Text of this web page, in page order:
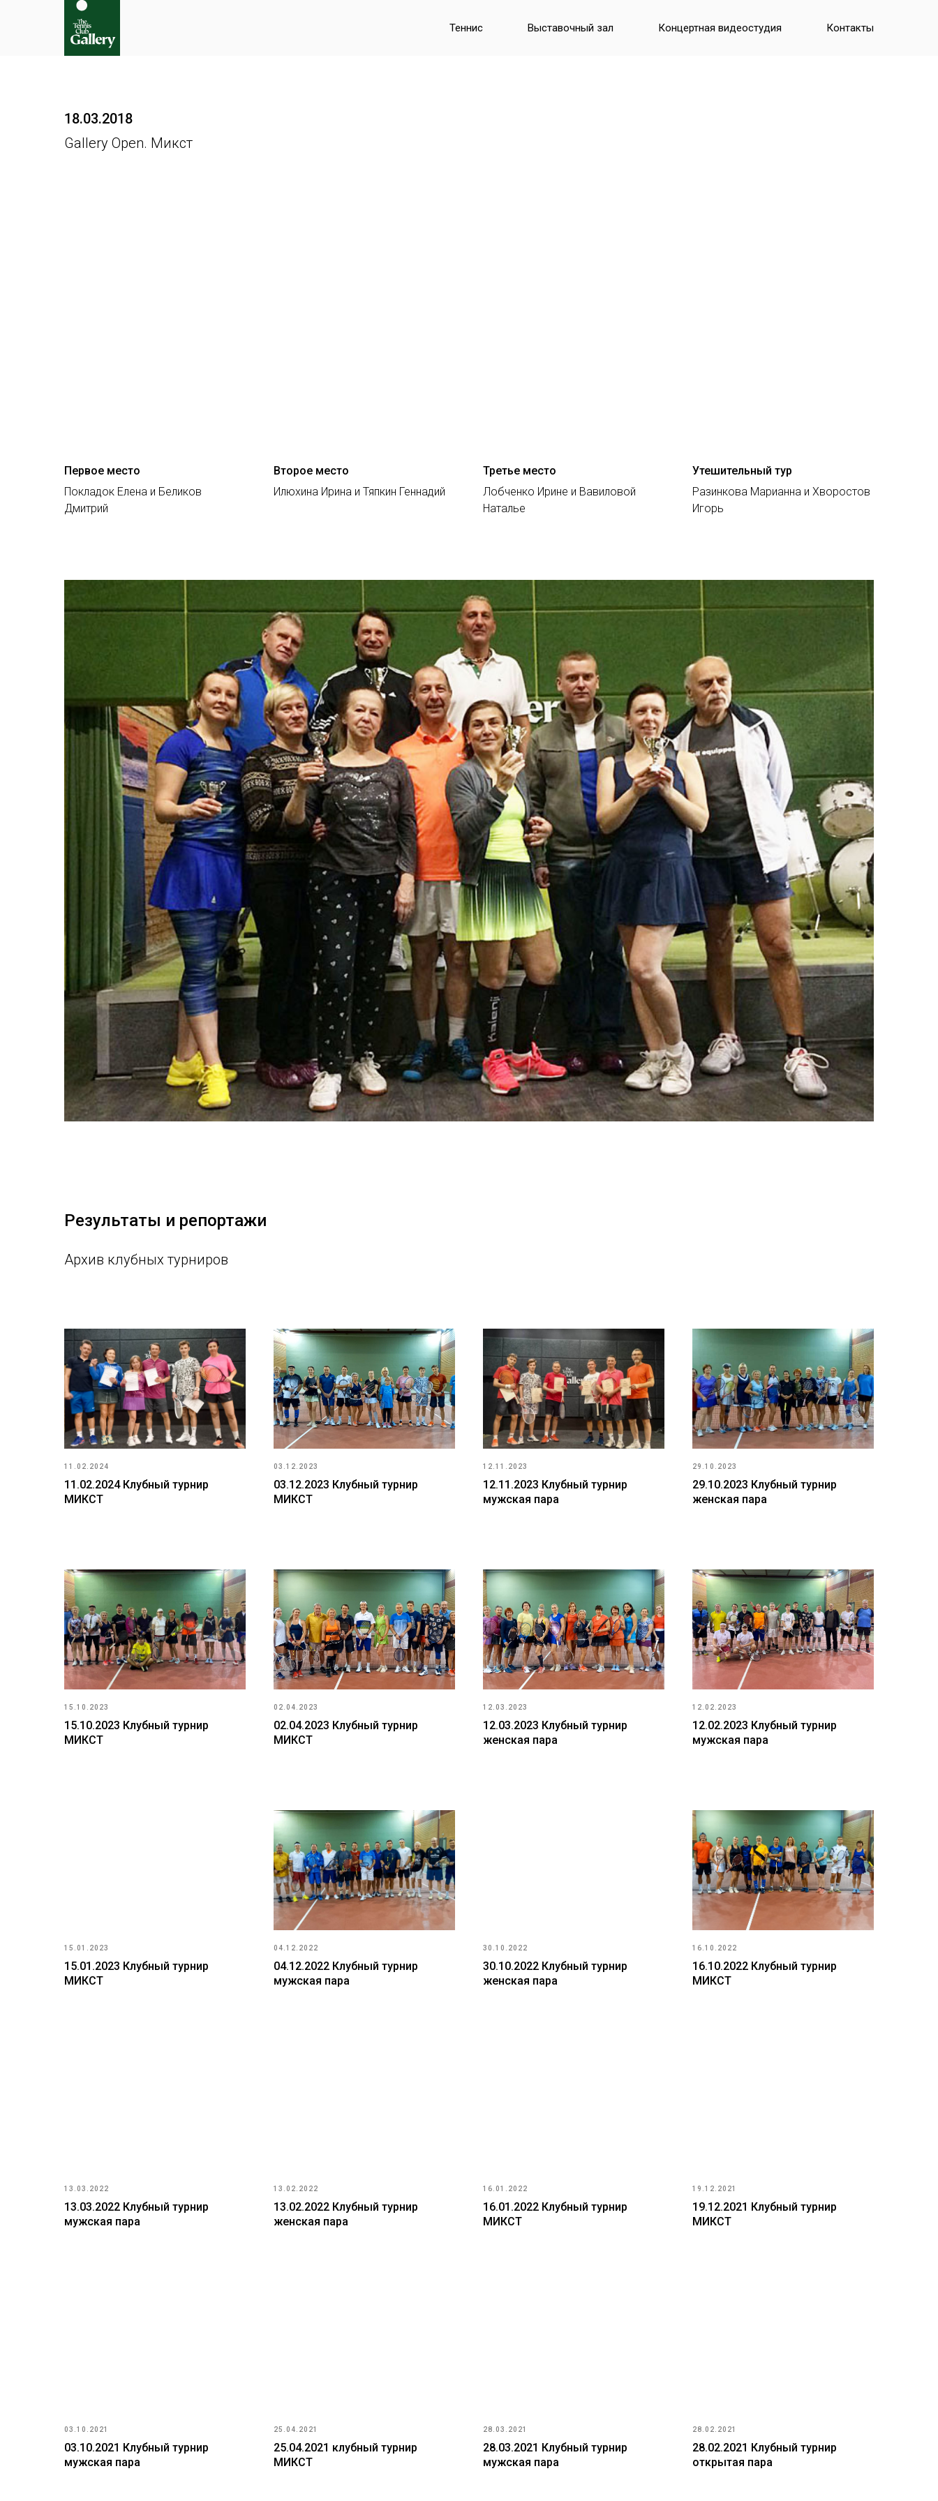
Теннис Выставочный зал Концертная видеостудия Контакты
18.03.2018
Gallery Open. Микст
Первое место
Покладок Елена и Беликов
Дмитрий
Второе место
Илюхина Ирина и Тяпкин Геннадий
Третье место
Лобченко Ирине и Вавиловой
Наталье
Утешительный тур
Разинкова Марианна и Хворостов
Игорь
Результаты и репортажи
Архив клубных турниров
11.02.2024
11.02.2024 Клубный турнир
МИКСТ
03.12.2023
03.12.2023 Клубный турнир
МИКСТ
12.11.2023
12.11.2023 Клубный турнир
мужская пара
29.10.2023
29.10.2023 Клубный турнир
женская пара
15.10.2023
15.10.2023 Клубный турнир
МИКСТ
02.04.2023
02.04.2023 Клубный турнир
МИКСТ
12.03.2023
12.03.2023 Клубный турнир
женская пара
12.02.2023
12.02.2023 Клубный турнир
мужская пара
15.01.2023
15.01.2023 Клубный турнир
МИКСТ
04.12.2022
04.12.2022 Клубный турнир
мужская пара
30.10.2022
30.10.2022 Клубный турнир
женская пара
16.10.2022
16.10.2022 Клубный турнир
МИКСТ
13.03.2022
13.03.2022 Клубный турнир
мужская пара
13.02.2022
13.02.2022 Клубный турнир
женская пара
16.01.2022
16.01.2022 Клубный турнир
МИКСТ
19.12.2021
19.12.2021 Клубный турнир
МИКСТ
03.10.2021
03.10.2021 Клубный турнир
мужская пара
25.04.2021
25.04.2021 клубный турнир
МИКСТ
28.03.2021
28.03.2021 Клубный турнир
мужская пара
28.02.2021
28.02.2021 Клубный турнир
открытая пара